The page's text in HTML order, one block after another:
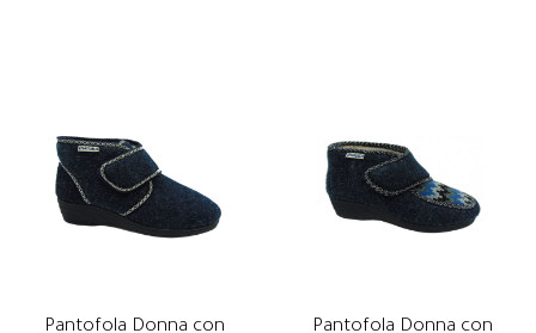
Pantofola Donna con
Pantofola Donna con